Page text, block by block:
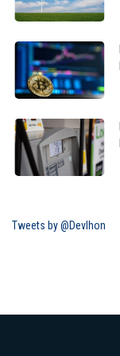
Tweets by @Devlhon